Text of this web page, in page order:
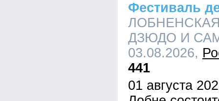
Фестиваль
ДЗЮДО И
03.08.2026,
441
01 августа